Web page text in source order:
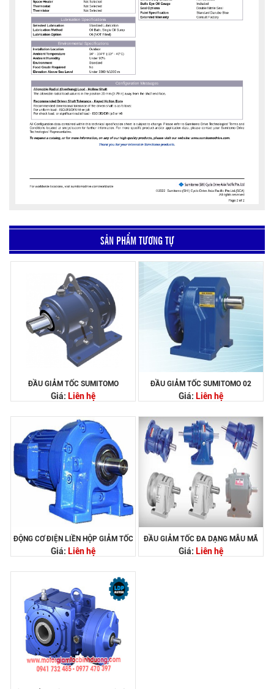
SẢN PHẨM TƯƠNG TỰ
ĐẦU GIẢM TỐC SUMITOMO
Giá: Liên hệ
ĐẦU GIẢM TỐC SUMITOMO 02
Giá: Liên hệ
ĐỘNG CƠ ĐIỆN LIỀN HỘP GIẢM TỐC
Giá: Liên hệ
ĐẦU GIẢM TỐC ĐA DẠNG MẪU MÃ
Giá: Liên hệ